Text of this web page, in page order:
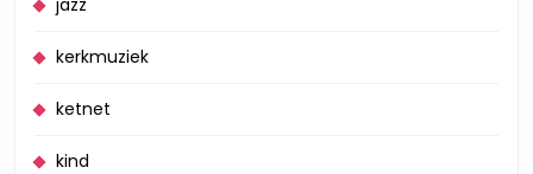
kerkmuziek
ketnet
kind